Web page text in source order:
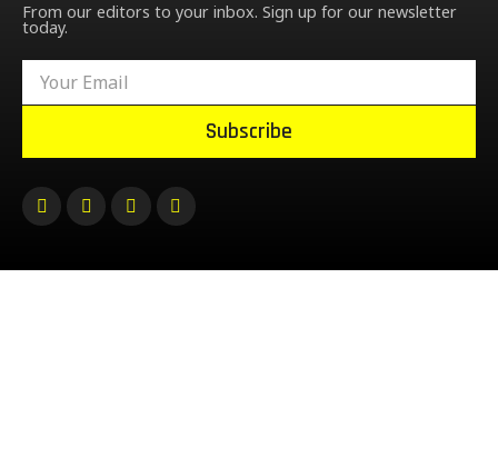
From our editors to your inbox. Sign up for our newsletter
today.
Subscribe